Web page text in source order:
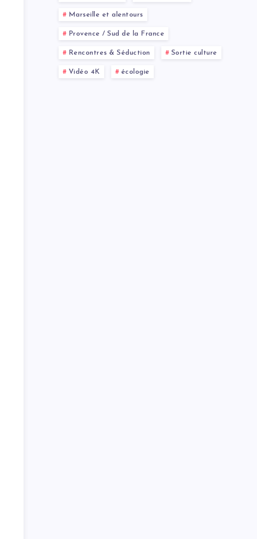
Marseille et alentours
Provence / Sud de la France
Rencontres & Séduction Sortie culture
Vidéo 4K écologie